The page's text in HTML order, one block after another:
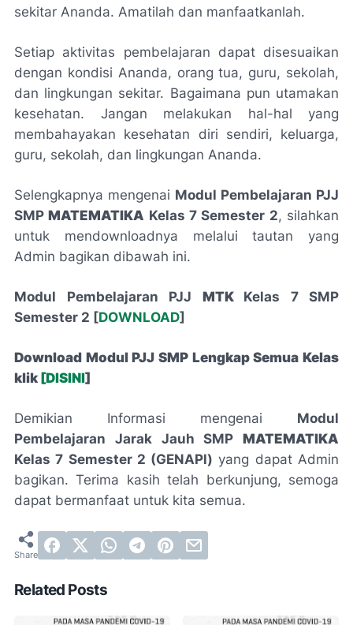
sekitar Ananda. Amatilah dan manfaatkanlah.
Setiap aktivitas pembelajaran dapat disesuaikan
dengan kondisi Ananda, orang tua, guru, sekolah,
dan lingkungan sekitar. Bagaimana pun utamakan
kesehatan. Jangan melakukan hal-hal yang
membahayakan kesehatan diri sendiri, keluarga,
guru, sekolah, dan lingkungan Ananda.
Selengkapnya mengenai Modul Pembelajaran PJJ
SMPMATEMATIKA Kelas 7 Semester 2, silahkan
untuk mendownloadnya melalui tautan yang
Admin bagikan dibawah ini.
Modul Pembelajaran PJJ MTK Kelas 7 SMP
Semester 2 [DOWNLOAD]
Download Modul PJJ SMP Lengkap Semua Kelas
klik [DISINI]
Demikian Informasi mengenai Modul
Pembelajaran Jarak Jauh SMP MATEMATIKA
Kelas 7 Semester 2 (GENAPl) yang dapat Admin
bagikan. Terima kasih telah berkunjung, semoga
dapat bermanfaat untuk kita semua.
Related Posts